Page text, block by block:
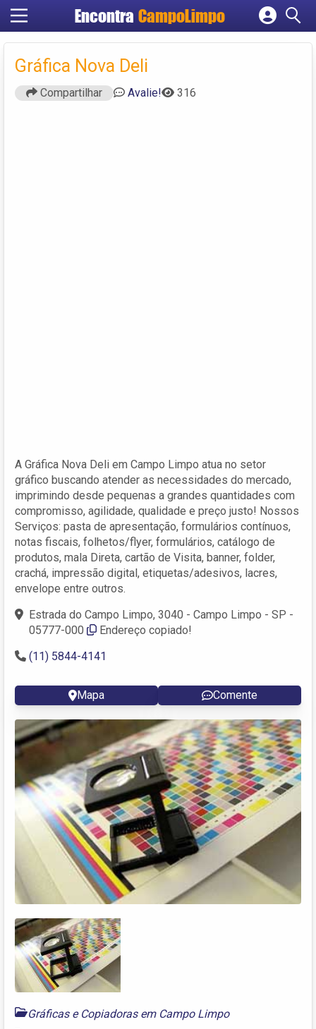
Encontra CampoLimpo
Cadastrar empresa
Criar conta
Gráfica Nova Deli
Compartilhar Avalie! 316
A Gráfica Nova Deli em Campo Limpo atua no setor
gráfico buscando atender as necessidades do mercado,
imprimindo desde pequenas a grandes quantidades com
compromisso, agilidade, qualidade e preço justo! Nossos
Serviços: pasta de apresentação, formulários contínuos,
notas fiscais, folhetos/flyer, formulários, catálogo de
produtos, mala Direta, cartão de Visita, banner, folder,
crachá, impressão digital, etiquetas/adesivos, lacres,
envelope entre outros.
Estrada do Campo Limpo, 3040 - Campo Limpo - SP -
05777-000
Endereço copiado!
(11) 5844-4141
Mapa Comente
Gráficas e Copiadoras em Campo Limpo